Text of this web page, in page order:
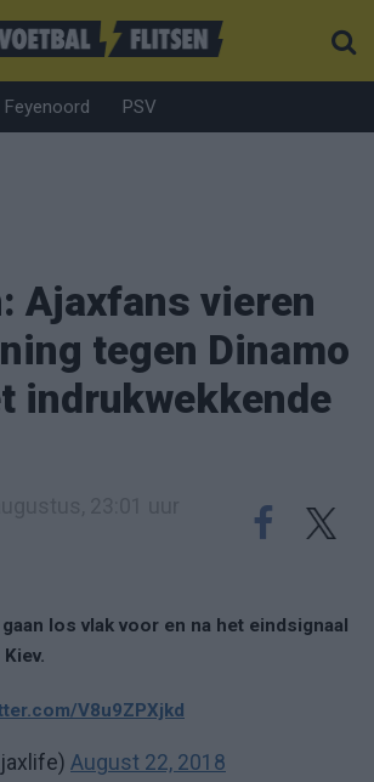
Feyenoord PSV
Ajaxfans vieren
tegen Dinamo
indrukwekkende
los vlak voor en na het eindsignaal
V8u9ZPXjkd
August 22, 2018